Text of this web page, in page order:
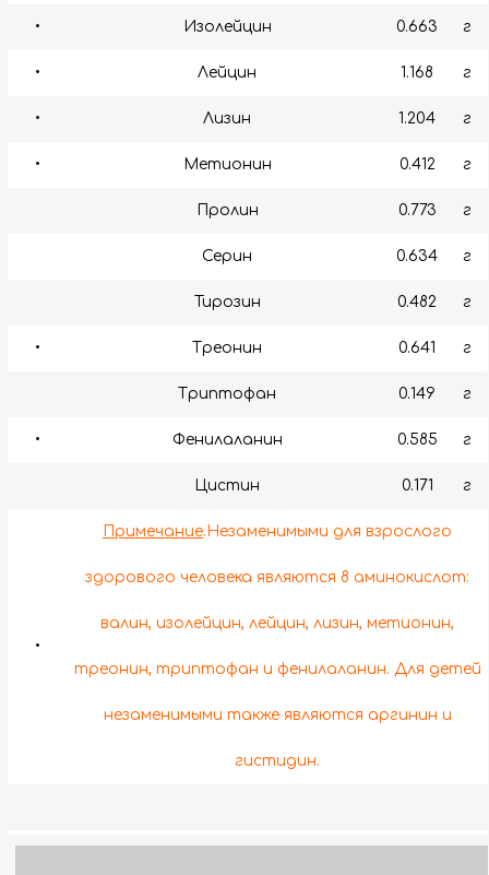
• Изолейцин 0.663 г
• Лейцин 1.168 г
• Лизин 1.204 г
• Метионин 0.412 г
Пролин 0.773 г
Серин 0.634 г
Тирозин 0.482 г
• Треонин 0.641 г
Триптофан 0.149 г
• Фенилаланин 0.585 г
Цистин 0.171 г
•
Примечание.Незаменимыми для взрослого
здорового человека являются 8 аминокислот:
валин, изолейцин, лейцин, лизин, метионин,
треонин, триптофан и фенилаланин. Для детей
незаменимыми также являются аргинин и
гистидин.